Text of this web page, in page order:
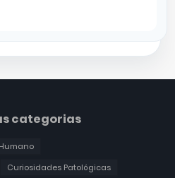
categorias
Curiosidades Patológicas